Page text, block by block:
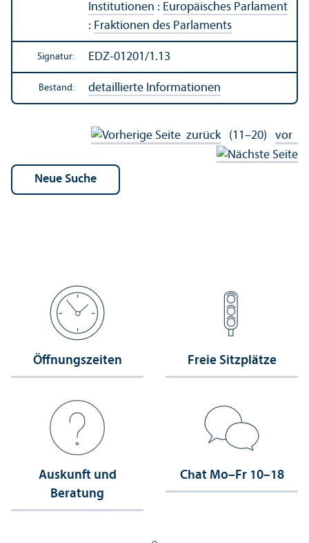
Institutionen : Europäisches Parlament
: Fraktionen des Parlaments
Signatur: EDZ-01201/1.13
Bestand: detaillierte Informationen
zurück(11–20) vor
Öffnungs­zeiten Freie Sitzplätze
Auskunft und
Beratung
Chat Mo–Fr 10–18